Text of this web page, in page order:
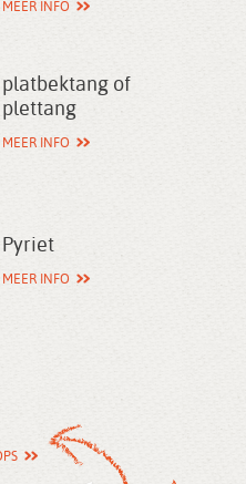
MEER INFO
platbektang of
plettang
MEER INFO
Pyriet
MEER INFO